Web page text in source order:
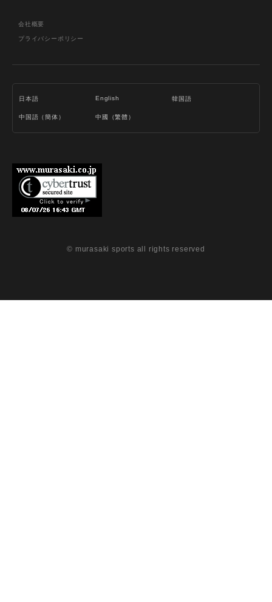
会社概要
プライバシーポリシー
日本語 English 韓国語
中国語（簡体） 中國（繁體）
© murasaki sports all rights reserved